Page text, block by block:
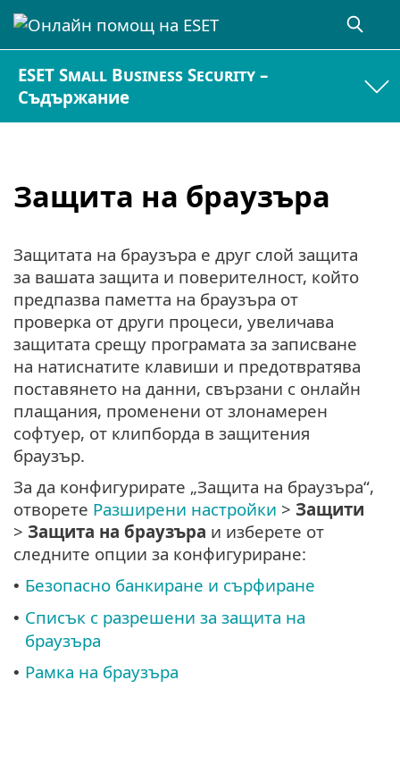
ESET Small Business Security –
Съдържание
Защита на браузъра
Защитата на браузъра е друг слой защита
за вашата защита и поверителност, който
предпазва паметта на браузъра от
проверка от други процеси, увеличава
защитата срещу програмата за записване
на натиснатите клавиши и предотвратява
поставянето на данни, свързани с онлайн
плащания, променени от злонамерен
софтуер, от клипборда в защитения
браузър.
За да конфигурирате „Защита на браузъра“,
отворете Разширени настройки > Защити
> Защита на браузъра и изберете от
следните опции за конфигуриране:
• Безопасно банкиране и сърфиране
• Списък с разрешени за защита на
браузъра
• Рамка на браузъра